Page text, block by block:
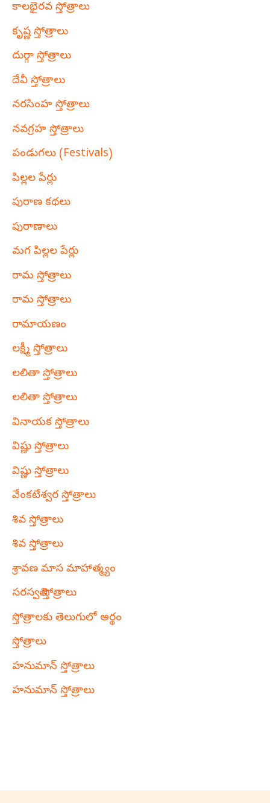
కాలభైరవ స్తోత్రాలు
కృష్ణ స్తోత్రాలు
దుర్గా స్తోత్రాలు
దేవీ స్తోత్రాలు
నరసింహ స్తోత్రాలు
నవగ్రహ స్తోత్రాలు
పండుగలు (Festivals)
పిల్లల పేర్లు
పురాణ కథలు
పురాణాలు
మగ పిల్లల పేర్లు
రామ స్తోత్రాలు
రామ స్తోత్రాలు
రామాయణం
లక్ష్మీ స్తోత్రాలు
లలితా స్తోత్రాలు
లలితా స్తోత్రాలు
వినాయక స్తోత్రాలు
విష్ణు స్తోత్రాలు
విష్ణు స్తోత్రాలు
వేంకటేశ్వర స్తోత్రాలు
శివ స్తోత్రాలు
శివ స్తోత్రాలు
శ్రావణ మాస మాహాత్మ్యం
సరస్వతి స్తోత్రాలు
స్తోత్రాలకు తెలుగులో అర్థం
స్తోత్రాలు
హనుమాన్ స్తోత్రాలు
హనుమాన్ స్తోత్రాలు